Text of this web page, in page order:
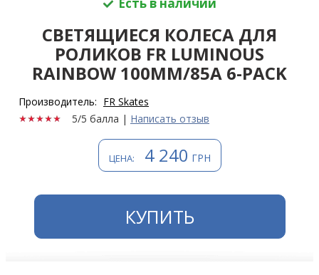
Есть в наличии
СВЕТЯЩИЕСЯ КОЛЕСА ДЛЯ
РОЛИКОВ FR LUMINOUS
RAINBOW 100MM/85A 6-PACK
Производитель: FR Skates
5/5 балла | Написать отзыв
ЦЕНА: 4 240 ГРН
КУПИТЬ